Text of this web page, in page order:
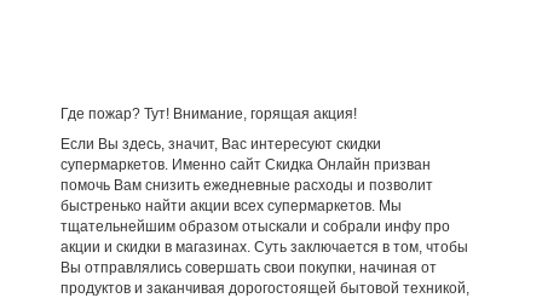
Где пожар? Тут! Внимание, горящая акция!
Если Вы здесь, значит, Вас интересуют скидки
супермаркетов. Именно сайт Скидка Онлайн призван
помочь Вам снизить ежедневные расходы и позволит
быстренько найти акции всех супермаркетов. Мы
тщательнейшим образом отыскали и собрали инфу про
акции и скидки в магазинах. Суть заключается в том, чтобы
Вы отправлялись совершать свои покупки, начиная от
продуктов и заканчивая дорогостоящей бытовой техникой,